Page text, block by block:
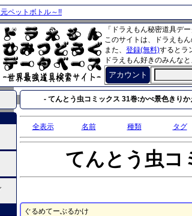
元ペットボトル～!!
「ドラえもん秘密道具デ
このサイトは、ドラえも
また、 登録(無料)するとラ
ドラえもん好きのみんな
アカウント
- てんとう虫コミックス 31巻:かべ景色きり
全表示 名前 種類 タグ
てんとう虫コ
ぐるめてーぶるかけ